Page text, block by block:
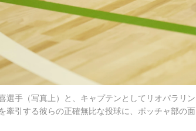
選手（写真上）と、キャプテンとしてリオパラリ
牽引する彼らの正確無比な投球に、ボッチャ部の面